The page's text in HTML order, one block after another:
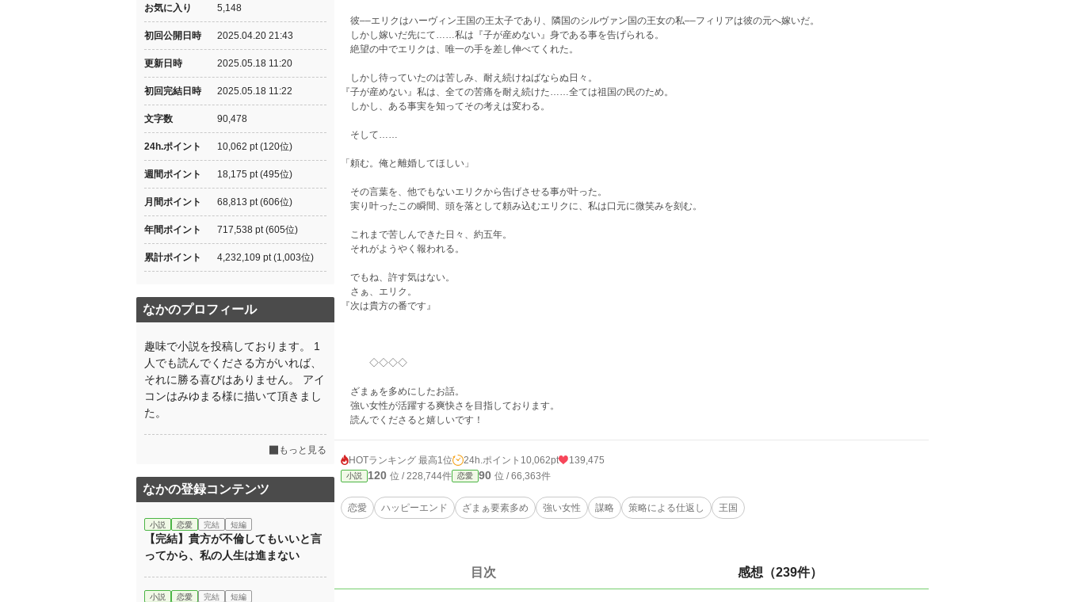
彼––エリクはハーヴィン王国の王太子であり、隣国のシルヴァン国の王女の私––フィリアは彼の元へ嫁いだ。
しかし嫁いだ先にて……私は『子が産めない』身である事を告げられる。
絶望の中でエリクは、唯一の手を差し伸べてくれた。
しかし待っていたのは苦しみ、耐え続けねばならぬ日々。
『子が産めない』私は、全ての苦痛を耐え続けた……全ては祖国の民のため。
しかし、ある事実を知ってその考えは変わる。
そして……
「頼む。俺と離婚してほしい」
その言葉を、他でもないエリクから告げさせる事が叶った。
実り叶ったこの瞬間、頭を落として頼み込むエリクに、私は口元に微笑みを刻む。
これまで苦しんできた日々、約五年。
それがようやく報われる。
でもね、許す気はない。
さぁ、エリク。
『次は貴方の番です』
◇◇◇◇
ざまぁを多めにしたお話。
強い女性が活躍する爽快さを目指しております。
読んでくださると嬉しいです！
HOTランキング 最高1位 24h.ポイント 10,062pt 139,475
小説 120 位 / 228,744件 恋愛 90 位 / 66,363件
恋愛 ハッピーエンド ざまぁ要素多め 強い女性 謀略 策略による仕返し 王国
目次 感想（239件）
お気に入り 5,148
初回公開日時 2025.04.20 21:43
更新日時 2025.05.18 11:20
初回完結日時 2025.05.18 11:22
文字数 90,478
24h.ポイント 10,062 pt (120位)
週間ポイント 18,175 pt (495位)
月間ポイント 68,813 pt (606位)
年間ポイント 717,538 pt (605位)
累計ポイント 4,232,109 pt (1,003位)
なかのプロフィール
趣味で小説を投稿しております。 1
人でも読んでくださる方がいれば、
それに勝る喜びはありません。 アイ
コンはみゆまる様に描いて頂きまし
た。
もっと見る
なかの登録コンテンツ
小説 恋愛 完結 短編
【完結】貴方が不倫してもいいと言
ってから、私の人生は進まない
小説 恋愛 完結 短編